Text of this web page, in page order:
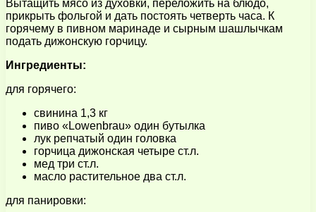
Вытащить мясо из духовки, переложить на блюдо,
прикрыть фольгой и дать постоять четверть часа. К
горячему в пивном маринаде и сырным шашлычкам
подать дижонскую горчицу.
Ингредиенты:
для горячего:
свинина 1,3 кг
пиво «Lowenbrau» один бутылка
лук репчатый один головка
горчица дижонская четыре ст.л.
мед три ст.л.
масло растительное два ст.л.
для панировки: